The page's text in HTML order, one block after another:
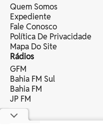
Quem Somos
Expediente
Fale Conosco
Política De Privacidade
Mapa Do Site
Rádios
GFM
Bahia FM Sul
Bahia FM
JP FM